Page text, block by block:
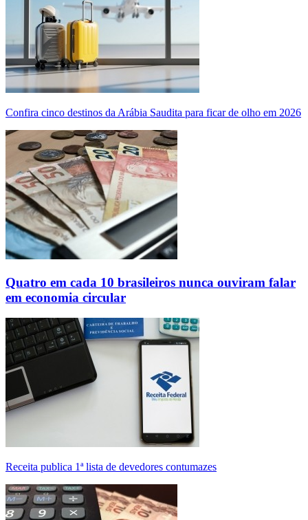
Confira cinco destinos da Arábia Saudita para ficar de olho em 2026
Quatro em cada 10 brasileiros nunca ouviram falar
em economia circular
Receita publica 1ª lista de devedores contumazes